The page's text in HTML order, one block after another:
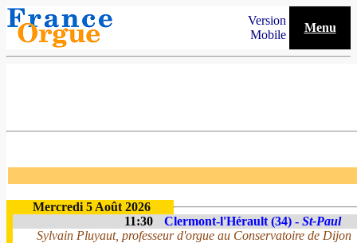
Version
Mobile
Menu
Mercredi 5 Août 2026
11:30
Clermont-l'Hérault (34) - St-Paul
Sylvain Pluyaut, professeur d'orgue au Conservatoire de Dijon